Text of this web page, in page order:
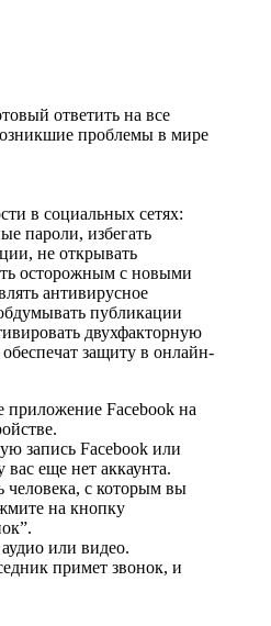
ответить на все
проблемы в мире
в социальных сетях:
пароли, избегать
не открывать
осторожным с новыми
антивирусное
публикации
двухфакторную
защиту в онлайн-
приложение Facebook на
запись Facebook или
вас еще нет аккаунта.
человека, с которым вы
на кнопку
или видео.
примет звонок, и